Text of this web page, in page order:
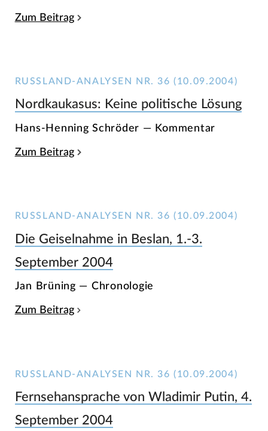
Zum Beitrag
RUSSLAND-ANALYSEN NR. 36 (10.09.2004)
Nordkaukasus: Keine politische Lösung
Hans-Henning Schröder — Kommentar
Zum Beitrag
RUSSLAND-ANALYSEN NR. 36 (10.09.2004)
Die Geiselnahme in Beslan, 1.-3.
September 2004
Jan Brüning — Chronologie
Zum Beitrag
RUSSLAND-ANALYSEN NR. 36 (10.09.2004)
Fernsehansprache von Wladimir Putin, 4.
September 2004